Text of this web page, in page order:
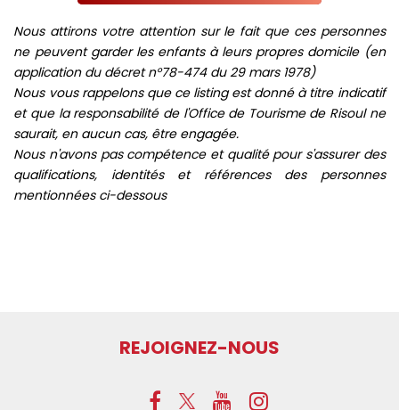
Nous attirons votre attention sur le fait que ces personnes
ne peuvent garder les enfants à leurs propres domicile (en
application du décret n°78-474 du 29 mars 1978)
Nous vous rappelons que ce listing est donné à titre indicatif
et que la responsabilité de l'Office de Tourisme de Risoul ne
saurait, en aucun cas, être engagée.
Nous n'avons pas compétence et qualité pour s'assurer des
qualifications, identités et références des personnes
mentionnées ci-dessous
REJOIGNEZ-NOUS